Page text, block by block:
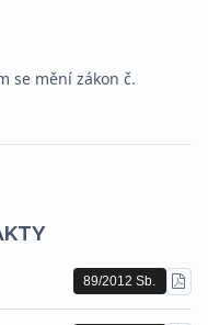
se mění zákon č.
89/2012 Sb.
PDF